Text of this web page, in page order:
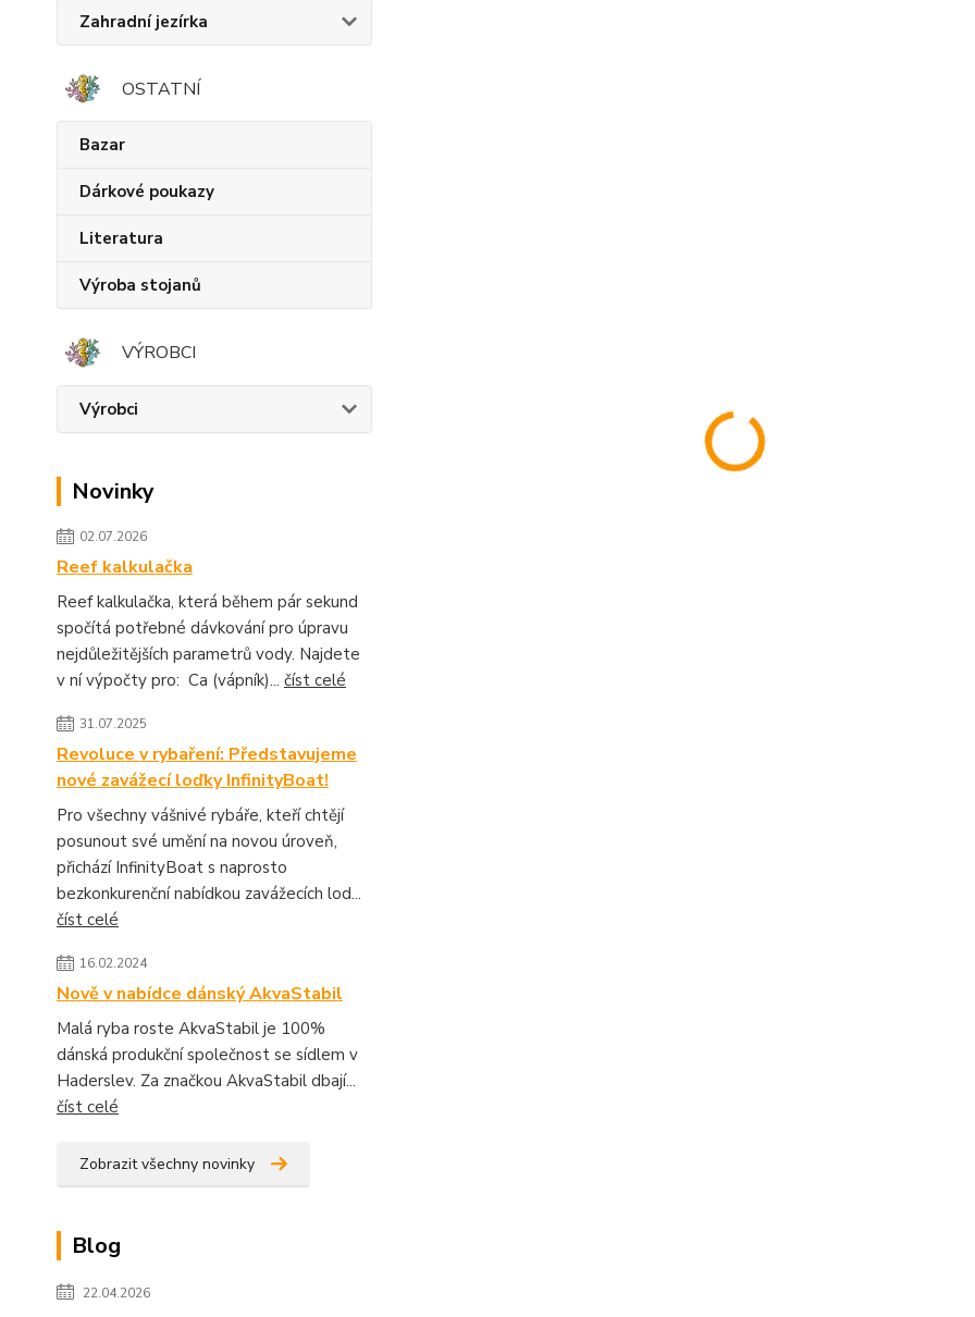
Zahradní jezírka
OSTATNÍ
Bazar
Dárkové poukazy
Literatura
Výroba stojanů
VÝROBCI
Výrobci
Novinky
02.07.2026
Reef kalkulačka
Reef kalkulačka, která během pár sekund
spočítá potřebné dávkování pro úpravu
nejdůležitějších parametrů vody. Najdete
v ní výpočty pro: Ca (vápník)... číst celé
31.07.2025
Revoluce v rybaření: Představujeme
nové zavážecí loďky InfinityBoat!
Pro všechny vášnivé rybáře, kteří chtějí
posunout své umění na novou úroveň,
přichází InfinityBoat s naprosto
bezkonkurenční nabídkou zavážecích lod...
číst celé
16.02.2024
Nově v nabídce dánský AkvaStabil
Malá ryba roste AkvaStabil je 100%
dánská produkční společnost se sídlem v
Haderslev. Za značkou AkvaStabil dbají...
číst celé
Zobrazit všechny novinky
Blog
22.04.2026